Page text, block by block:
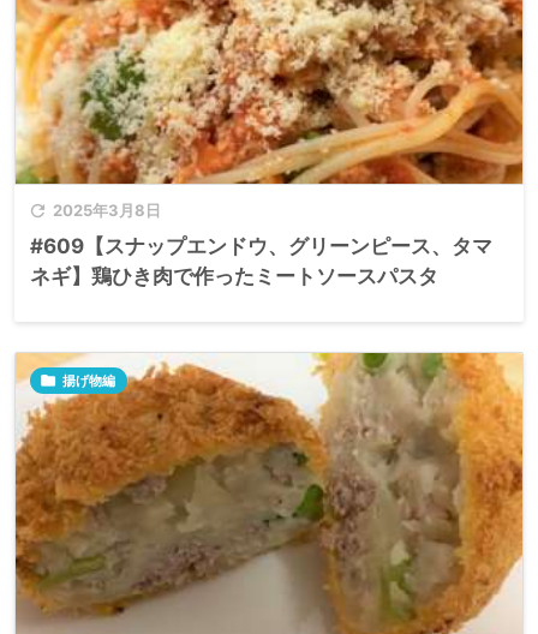
 2025年3月8日
#609【スナップエンドウ、グリーンピース、タマ
ネギ】鶏ひき肉で作ったミートソースパスタ
 揚げ物編